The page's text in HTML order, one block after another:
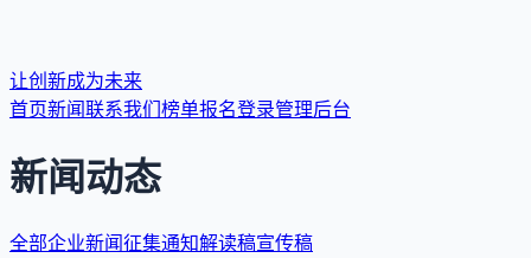
让创新成为未来
首页新闻联系我们 榜单报名登录管理后台
新闻动态
全部企业新闻征集通知解读稿宣传稿